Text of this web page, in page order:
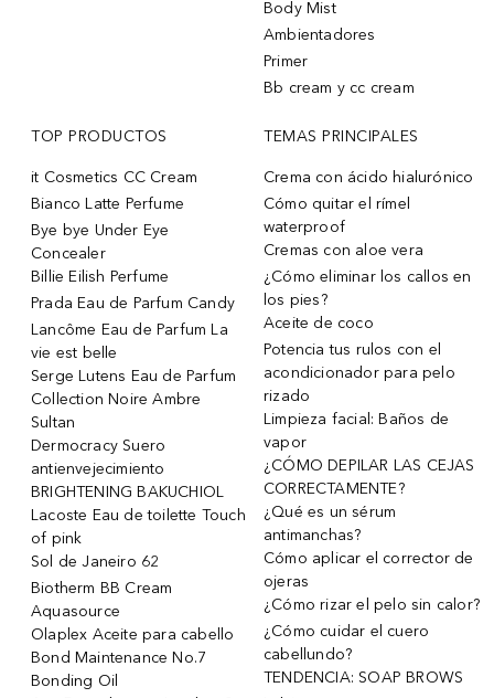
Body Mist
Ambientadores
Primer
Bb cream y cc cream
TOP PRODUCTOS
it Cosmetics CC Cream
Bianco Latte Perfume
Bye bye Under Eye
Concealer
Billie Eilish Perfume
Prada Eau de Parfum Candy
Lancôme Eau de Parfum La
vie est belle
Serge Lutens Eau de Parfum
Collection Noire Ambre
Sultan
Dermocracy Suero
antienvejecimiento
BRIGHTENING BAKUCHIOL
Lacoste Eau de toilette Touch
of pink
Sol de Janeiro 62
Biotherm BB Cream
Aquasource
Olaplex Aceite para cabello
Bond Maintenance No.7
Bonding Oil
TEMAS PRINCIPALES
Crema con ácido hialurónico
Cómo quitar el rímel
waterproof
Cremas con aloe vera
¿Cómo eliminar los callos en
los pies?
Aceite de coco
Potencia tus rulos con el
acondicionador para pelo
rizado
Limpieza facial: Baños de
vapor
¿CÓMO DEPILAR LAS CEJAS
CORRECTAMENTE?
¿Qué es un sérum
antimanchas?
Cómo aplicar el corrector de
ojeras
¿Cómo rizar el pelo sin calor?
¿Cómo cuidar el cuero
cabellundo?
TENDENCIA: SOAP BROWS